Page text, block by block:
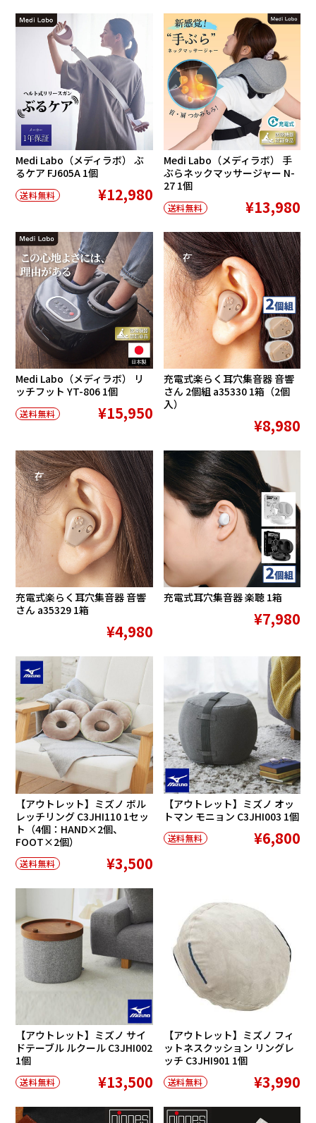
Medi Labo（メディラボ） ぶ
るケア FJ605A 1個
送料無料 ¥12,980
Medi Labo（メディラボ） 手
ぶらネックマッサージャー N-
27 1個
送料無料 ¥13,980
Medi Labo（メディラボ） リ
ッチフット YT-806 1個
送料無料 ¥15,950
在庫切れ
充電式楽らく耳穴集音器 音響
さん 2個組 a35330 1箱（2個
入）
¥8,980
在庫切れ
充電式楽らく耳穴集音器 音響
さん a35329 1箱
¥4,980
充電式耳穴集音器 楽聴 1箱
¥7,980
【アウトレット】ミズノ ボル
レッチリング C3JHI110 1セッ
ト（4個：HAND×2個、
FOOT×2個）
送料無料 ¥3,500
【アウトレット】ミズノ オッ
トマン モニョン C3JHI003 1個
送料無料 ¥6,800
【アウトレット】ミズノ サイ
ドテーブル ルクール C3JHI002
1個
送料無料 ¥13,500
【アウトレット】ミズノ フィ
ットネスクッション リングレ
ッチ C3JHI901 1個
送料無料 ¥3,990